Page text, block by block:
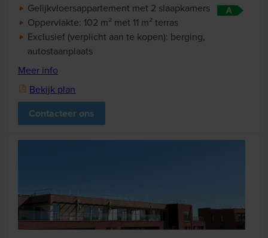
Gelijkvloersappartement met 2 slaapkamers
Oppervlakte: 102 m² met 11 m² terras
Exclusief (verplicht aan te kopen): berging,
autostaanplaats
Meer info
Bekijk plan
Contacteer ons